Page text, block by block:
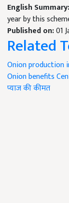
English Summary:
year by this
Published on:01
Related
Onion production
Onion benefits
प्याज की कीमत